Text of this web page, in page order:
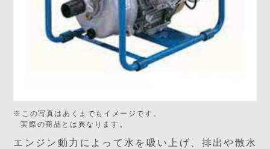
※この写真はあくまでもイメージです。
実際の商品とは異なります。
エンジン動力によって水を吸い上げ、排出や散水